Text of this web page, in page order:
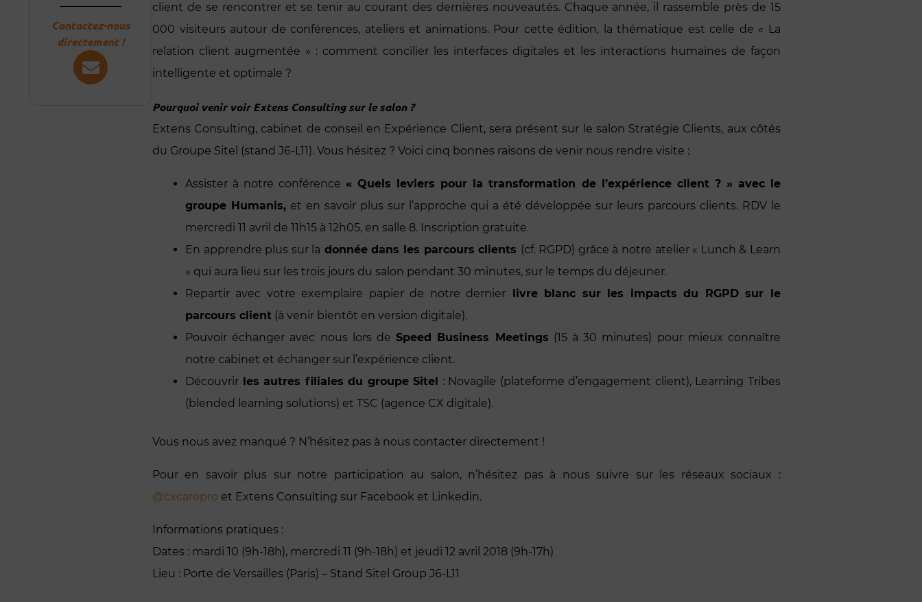
Contactez-nous
directement !
client de se rencontrer et se tenir au courant des dernières nouveautés. Chaque année, il rassemble près de 15
000 visiteurs autour de conférences, ateliers et animations. Pour cette édition, la thématique est celle de « La
relation client augmentée » : comment concilier les interfaces digitales et les interactions humaines de façon
intelligente et optimale ?
Pourquoi venir voir Extens Consulting sur le salon ?
Extens Consulting, cabinet de conseil en Expérience Client, sera présent sur le salon Stratégie Clients, aux côtés
du Groupe Sitel (stand J6-L11). Vous hésitez ? Voici cinq bonnes raisons de venir nous rendre visite :
Assister à notre conférence « Quels leviers pour la transformation de l’expérience client ? » avec le
groupe Humanis, et en savoir plus sur l’approche qui a été développée sur leurs parcours clients. RDV le
mercredi 11 avril de 11h15 à 12h05, en salle 8. Inscription gratuite.
En apprendre plus sur la donnée dans les parcours clients (cf. RGPD) grâce à notre atelier « Lunch & Learn
» qui aura lieu sur les trois jours du salon pendant 30 minutes, sur le temps du déjeuner.
Repartir avec votre exemplaire papier de notre dernier livre blanc sur les impacts du RGPD sur le
parcours client (à venir bientôt en version digitale).
Pouvoir échanger avec nous lors deSpeed Business Meetings (15 à 30 minutes) pour mieux connaître
notre cabinet et échanger sur l’expérience client.
Découvrir les autres filiales du groupe Sitel : Novagile (plateforme d’engagement client), Learning Tribes
(blended learning solutions) et TSC (agence CX digitale).
Vous nous avez manqué ? N’hésitez pas à nous contacter directement !
Pour en savoir plus sur notre participation au salon, n’hésitez pas à nous suivre sur les réseaux sociaux :
@cxcarepro et Extens Consulting sur Facebook et Linkedin.
Informations pratiques :
Dates : mardi 10 (9h-18h), mercredi 11 (9h-18h) et jeudi 12 avril 2018 (9h-17h)
Lieu : Porte de Versailles (Paris) – Stand Sitel Group J6-L11